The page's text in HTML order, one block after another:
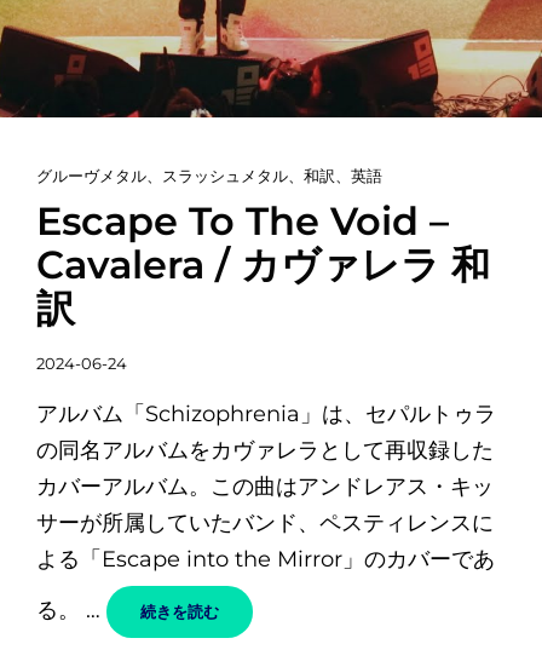
カ
テ
ゴ
リ
ー
リ
ン
グルーヴメタル スラッシュメタル 和訳 英語
Escape To The Void –
Cavalera / カヴァレラ 和
訳
投
日
2024-06-24
アルバム「Schizophrenia」は、セパルトゥラ
の同名アルバムをカヴァレラとして再収録した
カバーアルバム。この曲はアンドレアス・キッ
サーが所属していたバンド、ペスティレンスに
よる「Escape into the Mirror」のカバーであ
る。 …
続きを読むESCAPE
TO